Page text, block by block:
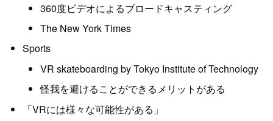
360度ビデオによるブロードキャスティング
The New York Times
Sports
VR skateboarding by Tokyo Institute of Technology
怪我を避けることができるメリットがある
「VRには様々な可能性がある」